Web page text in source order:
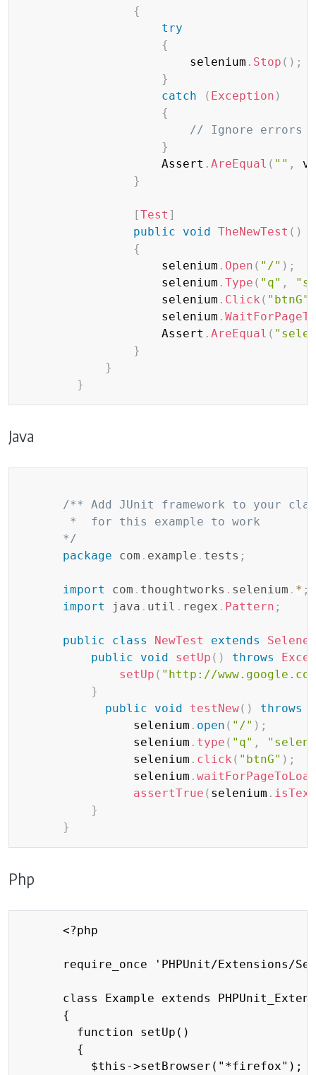
{
try
{
                        selenium
. Stop ( ) ;
}
catch
( Exception )
{
// Ignore errors
}
                    Assert
. AreEqual ( "" ,
}
[Test ]
public
void TheNewTest ( )
{
                    selenium
. Open ( "/" ) ;
                    selenium
. Type ( "q" ,
                    selenium
. Click ( "btnG"
                    selenium
.
                    Assert
. AreEqual (
}
}
}
Java
/** Add JUnit framework to your
	  */
package
com . example . tests ;
import com . thoughtworks . selenium . * ;
import
java . util . regex . Pattern ;
public class NewTest extends
public
void setUp ( ) throws
setUp ( "http://
}
public
void testNew( ) throws
                selenium
. open ( "/" ) ;
                selenium
. type ( "q" ,
                selenium
. click ( "btnG" ) ;
                selenium
. waitForPageToLoad
assertTrue ( selenium .
}
}
Php
      <?php
require_once 'PHPUnit/Extensions/
class Example extends
      {
        function setUp()
        {
          $this->setBrowser("*firefox");